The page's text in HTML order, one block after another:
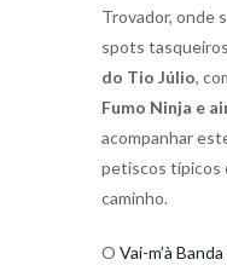
Trovador, onde
spots
do Tio Júlio,
Fumo Ninja e
acompanhar
petiscos típicos
caminho.
O Vai-m’à